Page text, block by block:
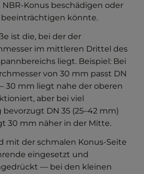
NBR-Konus beschädigen oder
könnte.
ist die, bei der der
im mittleren Drittel des
liegt. Beispiel: Bei
von 30 mm passt DN
30 mm liegt nahe der oberen
aber bei viel
DN 35 (25–42 mm)
30 mm näher in der Mitte.
mit der schmalen Konus-Seite
eingesetzt und
— bei den kleinen